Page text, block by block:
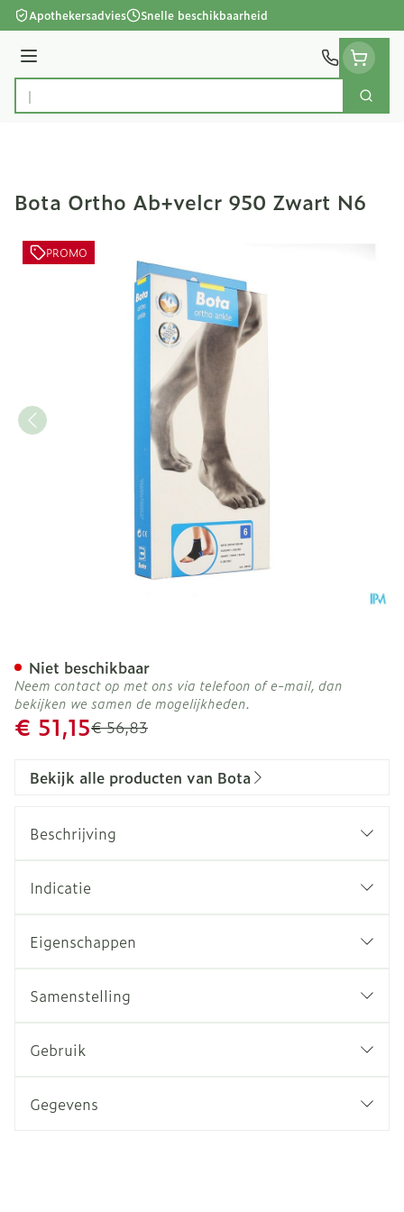
Ga naar de inhoud
Apothekersadvies Snelle beschikbaarheid
Menu
Product, merk, categorie...
Zoek
Bota Ortho Ab+velcr 950 Zwart N6
PROMO
Adviesprijs
€ 56,83
Promotie prijs
€ 51,15
Niet beschikbaar
Neem contact op met ons via telefoon of e-mail, dan
bekijken we samen de mogelijkheden.
Bekijk alle producten van Bota
Beschrijving
Indicatie
Eigenschappen
Samenstelling
Gebruik
Gegevens